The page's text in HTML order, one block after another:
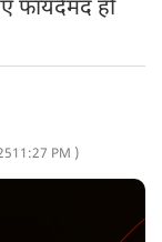
फायदेमंद हो
11:27 PM )